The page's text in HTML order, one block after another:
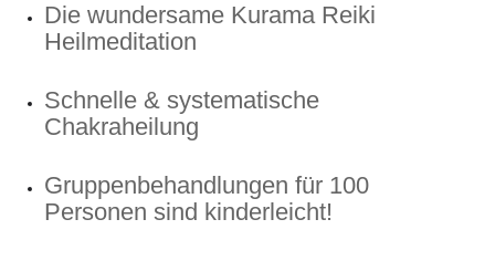
Die wundersame Kurama Reiki
Heilmeditation
Schnelle & systematische
Chakraheilung
Gruppenbehandlungen für 100
Personen sind kinderleicht!